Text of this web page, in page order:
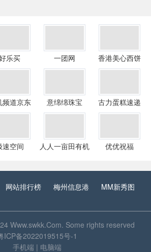
乐买 一团网 香港美心西饼
频道京东 意绵绵珠宝 古力蛋糕速递
速空间
人人一亩田有机
优优祝福
网站排行榜 梅州信息港
MM新秀图
Www.swkk.Com. Some rights reserved
ICP备2022019515号-1
手机端 | 电脑端